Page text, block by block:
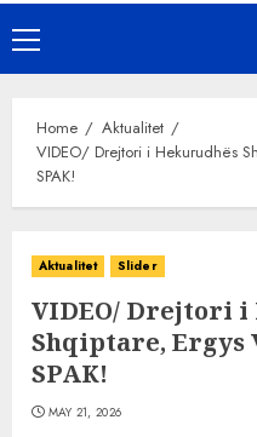
Primary
Menu
Home
Aktualitet
VIDEO/ Drejtori i Hekurudhës
SPAK!
Aktualitet Slider
VIDEO/ Drejtori i
Shqiptare, Ergys
SPAK!
MAY 21, 2026